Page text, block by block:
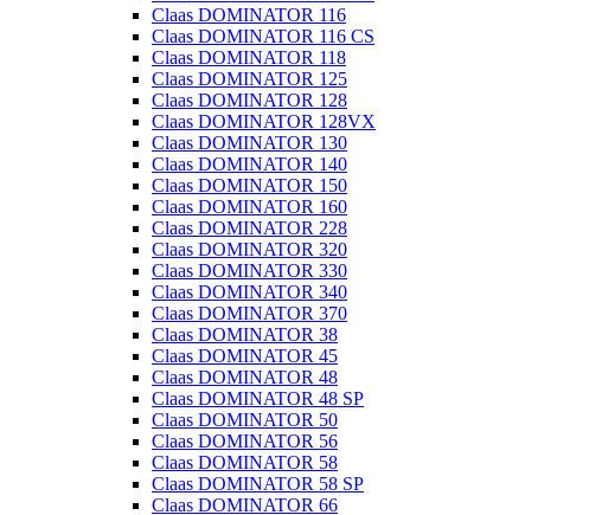
Claas DOMINATOR 116
Claas DOMINATOR 116 CS
Claas DOMINATOR 118
Claas DOMINATOR 125
Claas DOMINATOR 128
Claas DOMINATOR 128VX
Claas DOMINATOR 130
Claas DOMINATOR 140
Claas DOMINATOR 150
Claas DOMINATOR 160
Claas DOMINATOR 228
Claas DOMINATOR 320
Claas DOMINATOR 330
Claas DOMINATOR 340
Claas DOMINATOR 370
Claas DOMINATOR 38
Claas DOMINATOR 45
Claas DOMINATOR 48
Claas DOMINATOR 48 SP
Claas DOMINATOR 50
Claas DOMINATOR 56
Claas DOMINATOR 58
Claas DOMINATOR 58 SP
Claas DOMINATOR 66